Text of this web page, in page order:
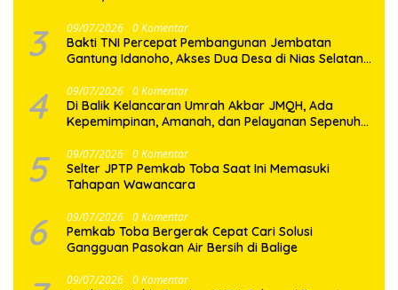
3 09/07/2026 0 Komentar
Bakti TNI Percepat Pembangunan Jembatan
Gantung Idanoho, Akses Dua Desa di Nias Selatan
4 09/07/2026 0 Komentar
Di Balik Kelancaran Umrah Akbar JMQH, Ada
Kepemimpinan, Amanah, dan Pelayanan Sepenuh
5 09/07/2026 0 Komentar
Selter JPTP Pemkab Toba Saat Ini Memasuki
Tahapan Wawancara
6 09/07/2026 0 Komentar
Pemkab Toba Bergerak Cepat Cari Solusi
Gangguan Pasokan Air Bersih di Balige
09/07/2026 0 Komentar